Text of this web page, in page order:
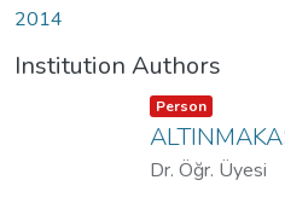
2014
Institution Authors
Item type:
Person ,
Dr. Öğr. Üyesi